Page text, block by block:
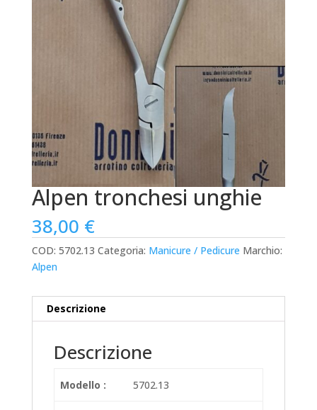
Alpen tronchesi unghie
38,00 €
COD: 5702.13 Categoria: Manicure / Pedicure Marchio:
Alpen
Descrizione
Descrizione
Modello : 5702.13